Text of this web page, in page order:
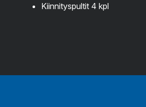
Kiinnityspultit 4 kpl